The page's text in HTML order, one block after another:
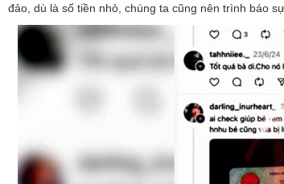
đảo, dù là số tiền nhỏ, chúng ta cũng nên trình báo